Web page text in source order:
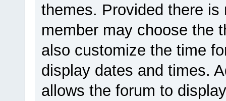
themes. Provided there
member may choose the
also customize the time
display dates and times.
allows the forum to